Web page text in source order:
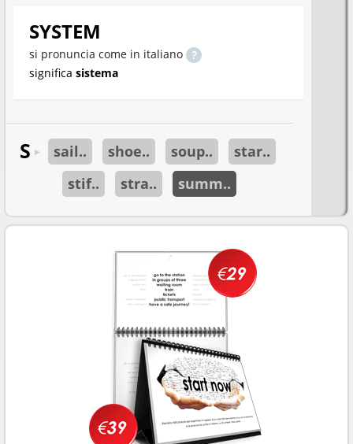
SYSTEM
si pronuncia come in italiano
significa sistema
S ► sail.. shoe.. soup..
star..
stif..
stra.. summ..